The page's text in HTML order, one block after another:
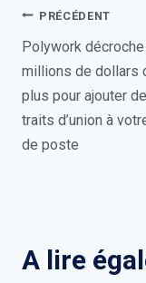
Navigation
de
l’article
PRÉCÉDENT
Polywork
millions de dollars
plus pour ajouter
traits d’union à
de poste
A lire